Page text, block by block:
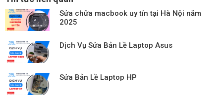
Sửa chữa macbook uy tín tại Hà Nội năm
2025
Dịch Vụ Sửa Bản Lề Laptop Asus
Sửa Bản Lề Laptop HP